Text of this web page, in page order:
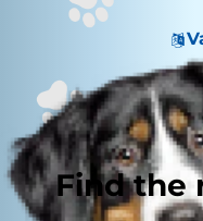
Find the